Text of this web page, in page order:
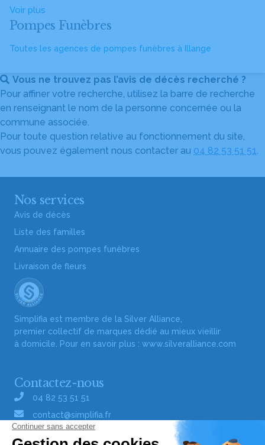
Voir plus
Pompes Funèbres
Toutes les agences de pompes funèbres à Illange
Vous ne trouvez pas l’avis de décès recherché ?
Pour affiner votre recherche, utilisez la barre de recherche
en renseignant le nom de la personne concernée ou la
commune associée.
Pour toute question relative au fonctionnement du site,
vous pouvez également nous contacter au 04 82 53 51 51.
Nos services
Avis de décès
Liste des familles
Annuaire des pompes funèbres
Livraison de fleurs
Simplifia est membre de la Silver Alliance,
premier collectif de marques dédié au mieux vieillir
à domicile. Pour en savoir plus : www.silveralliance.com
Contactez-nous
04 82 53 51 51
contact@simplifia.fr